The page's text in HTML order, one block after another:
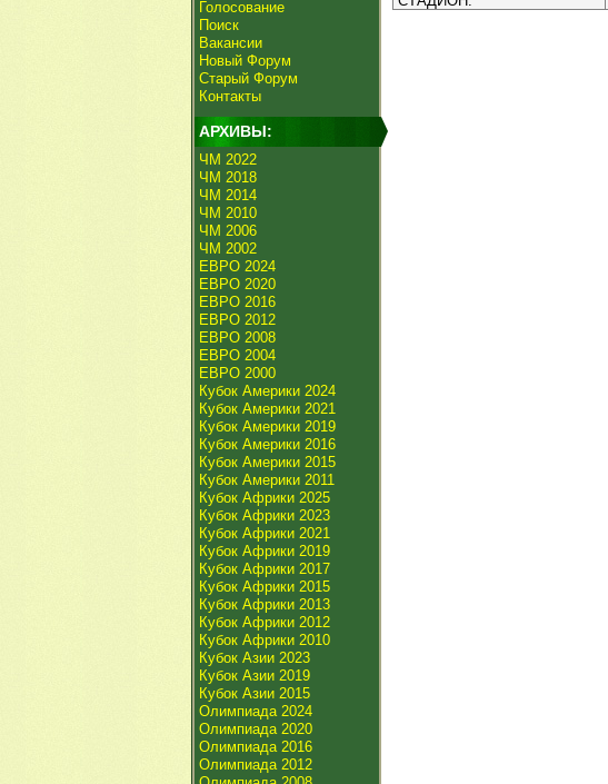
Голосование
Поиск
Вакансии
Новый Форум
Старый Форум
Контакты
АРХИВЫ:
ЧМ 2022
ЧМ 2018
ЧМ 2014
ЧМ 2010
ЧМ 2006
ЧМ 2002
ЕВРО 2024
ЕВРО 2020
ЕВРО 2016
ЕВРО 2012
ЕВРО 2008
ЕВРО 2004
ЕВРО 2000
Кубок Америки 2024
Кубок Америки 2021
Кубок Америки 2019
Кубок Америки 2016
Кубок Америки 2015
Кубок Америки 2011
Кубок Африки 2025
Кубок Африки 2023
Кубок Африки 2021
Кубок Африки 2019
Кубок Африки 2017
Кубок Африки 2015
Кубок Африки 2013
Кубок Африки 2012
Кубок Африки 2010
Кубок Азии 2023
Кубок Азии 2019
Кубок Азии 2015
Олимпиада 2024
Олимпиада 2020
Олимпиада 2016
Олимпиада 2012